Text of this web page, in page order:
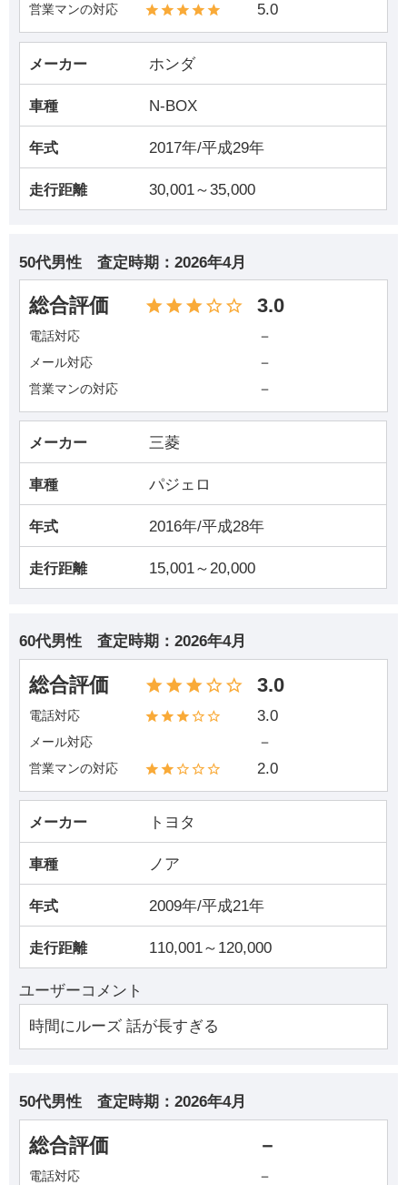
営業マンの対応 5.0
メーカー ホンダ
車種 N-BOX
年式 2017年/平成29年
走行距離 30,001～35,000
50代男性 査定時期： 2026年4月
総合評価 3.0
電話対応 －
メール対応 －
営業マンの対応 －
メーカー 三菱
車種 パジェロ
年式 2016年/平成28年
走行距離 15,001～20,000
60代男性 査定時期： 2026年4月
総合評価 3.0
電話対応 3.0
メール対応 －
営業マンの対応 2.0
メーカー トヨタ
車種 ノア
年式 2009年/平成21年
走行距離 110,001～120,000
ユーザーコメント
時間にルーズ 話が長すぎる
50代男性 査定時期： 2026年4月
総合評価 －
電話対応 －